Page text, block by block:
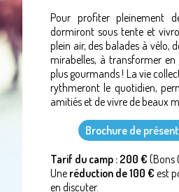
Pour profiter pleinement
dormiront sous tente et
plein air, des balades à vélo,
mirabelles, à transformer
plus gourmands ! La vie
rythmeront le quotidien,
amitiés et de vivre de beaux
Brochure de
Tarif du camp : 200 € (Bons
Une réduction de 100 € est
en discuter.